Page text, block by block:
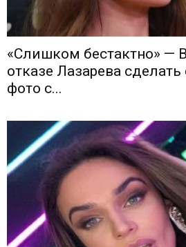
«Слишком бестактно» —
отказе Лазарева
фото с...